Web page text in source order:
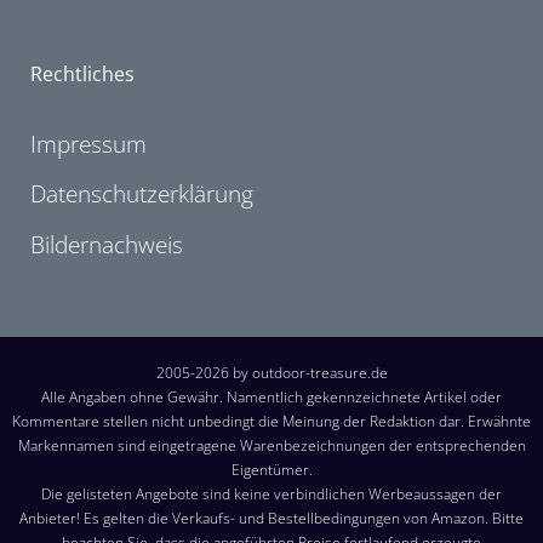
Rechtliches
Impressum
Datenschutzerklärung
Bildernachweis
2005-2026 by outdoor-treasure.de
Alle Angaben ohne Gewähr. Namentlich gekennzeichnete Artikel oder
Kommentare stellen nicht unbedingt die Meinung der Redaktion dar. Erwähnte
Markennamen sind eingetragene Warenbezeichnungen der entsprechenden
Eigentümer.
Die gelisteten Angebote sind keine verbindlichen Werbeaussagen der
Anbieter! Es gelten die Verkaufs- und Bestellbedingungen von Amazon. Bitte